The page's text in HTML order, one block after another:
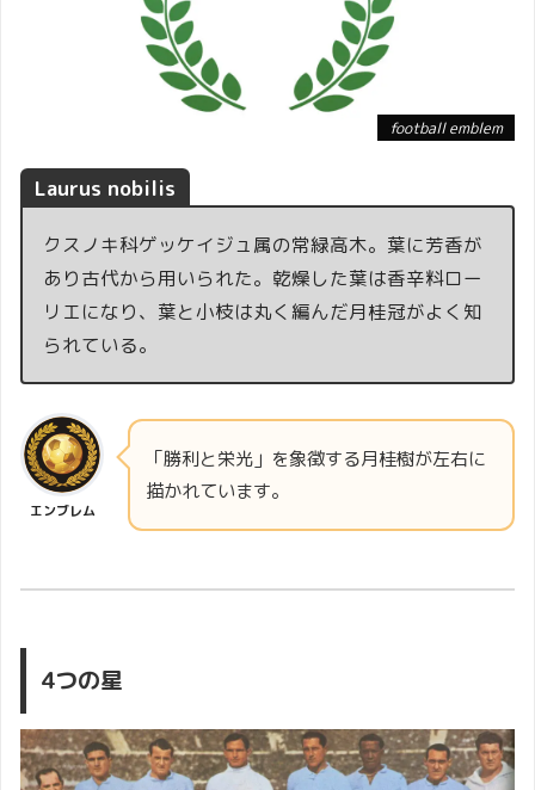
football emblem
Laurus nobilis
クスノキ科ゲッケイジュ属の常緑高木。葉に芳香が
あり古代から用いられた。乾燥した葉は香辛料ロー
リエになり、葉と小枝は丸く編んだ月桂冠がよく知
られている。
エンブレム
「勝利と栄光」を象徴する月桂樹が左右に
描かれています。
4つの星